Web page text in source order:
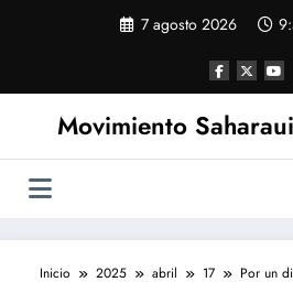
7 agosto 2026
Movimiento
Inicio 2025 abril 17 Por un